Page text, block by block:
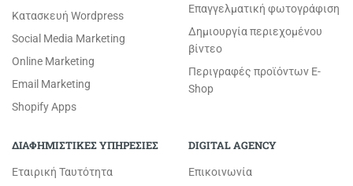
Κατασκευή Wordpress
Social Media Marketing
Online Marketing
Email Marketing
Shopify Apps
Επαγγελματική φωτογράφιση
Δημιουργία περιεχομένου
βίντεο
Περιγραφές προϊόντων E-
Shop
ΔΙΑΦΗΜΙΣΤΙΚΕΣ ΥΠΗΡΕΣΙΕΣ
Εταιρική Ταυτότητα
DIGITAL AGENCY
Επικοινωνία